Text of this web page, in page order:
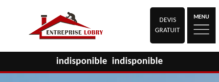
DEVIS
GRATUIT
MENU
indisponible indisponible